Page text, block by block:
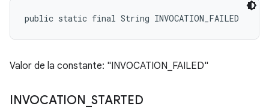
public static final String INVOCATION_FAILED
Valor de la constante: "INVOCATION_FAILED"
INVOCATION _STARTED